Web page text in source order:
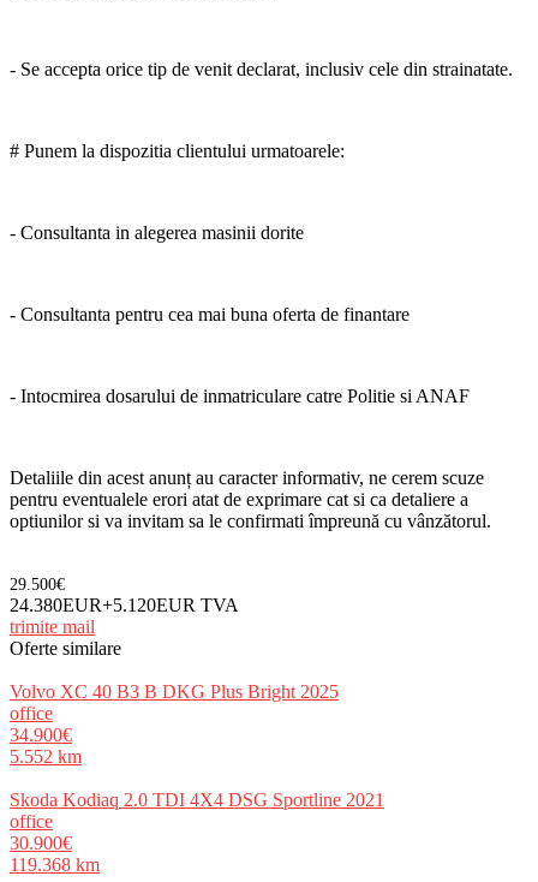
- Se accepta orice tip de venit declarat, inclusiv cele din strainatate.
# Punem la dispozitia clientului urmatoarele:
- Consultanta in alegerea masinii dorite
- Consultanta pentru cea mai buna oferta de finantare
- Intocmirea dosarului de inmatriculare catre Politie si ANAF
Detaliile din acest anunț au caracter informativ, ne cerem scuze
pentru eventualele erori atat de exprimare cat si ca detaliere a
optiunilor si va invitam sa le confirmati împreună cu vânzătorul.
29.500€
24.380EUR+5.120EUR TVA
trimite mail
Oferte similare
Volvo XC 40 B3 B DKG Plus Bright 2025
office
34.900€
5.552 km
Skoda Kodiaq 2.0 TDI 4X4 DSG Sportline 2021
office
30.900€
119.368 km